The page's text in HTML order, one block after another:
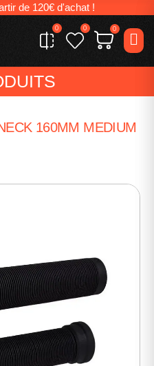
de 120€ d'achat !
0 0 0
160MM MEDIUM